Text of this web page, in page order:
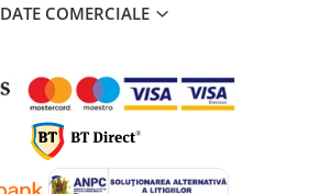
DATE COMERCIALE